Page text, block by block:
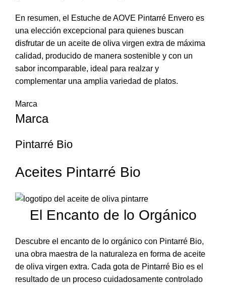
En resumen, el Estuche de AOVE Pintarré Envero es
una elección excepcional para quienes buscan
disfrutar de un aceite de oliva virgen extra de máxima
calidad, producido de manera sostenible y con un
sabor incomparable, ideal para realzar y
complementar una amplia variedad de platos.
Marca
Marca
Pintarré Bio
Aceites Pintarré Bio
El Encanto de lo Orgánico
Descubre el encanto de lo orgánico con Pintarré Bio,
una obra maestra de la naturaleza en forma de aceite
de oliva virgen extra. Cada gota de Pintarré Bio es el
resultado de un proceso cuidadosamente controlado